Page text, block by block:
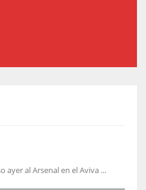
ayer al Arsenal en el Aviva ...